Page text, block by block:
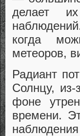
делает
когда
метеоров,
Радиант
Солнцу,
фоне
времени.